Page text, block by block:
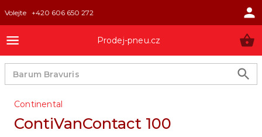
Volejte +420 606 650 272
Prodej-pneu.cz
Continental
ContiVanContact 100